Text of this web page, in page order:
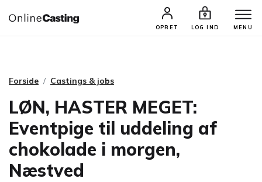
OPRET LOG IND MENU
CASTINGS & JOBS SØG PROFIL
Forside Castings & jobs
LØN, HASTER MEGET:
Eventpige til uddeling af
chokolade i morgen,
Næstved